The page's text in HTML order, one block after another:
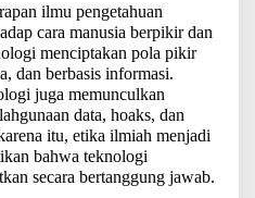
ilmu pengetahuan
cara manusia berpikir dan
menciptakan pola pikir
dan berbasis informasi.
juga memunculkan
data, hoaks, dan
itu, etika ilmiah menjadi
bahwa teknologi
secara bertanggung jawab.